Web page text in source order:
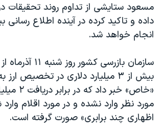
اسرائیل در جنگ
نرگس محمدی برنده جایزه نوبل صلح
صفحه‌های ویژه
سفر پرزیدنت ترامپ به چین
مسعود ستایشی از تداوم روند تحقیقات
داده و تاکید کرده در آینده اطلاع
انجام خواهد شد.
سازمان بازرسی
بیش از ۳ میلیارد دلاری در تخصیص
«خاص» خبر
مورد نظر وارد نشده و در مورد اقلام
اظهاری چند برابری» صورت گرفته است.